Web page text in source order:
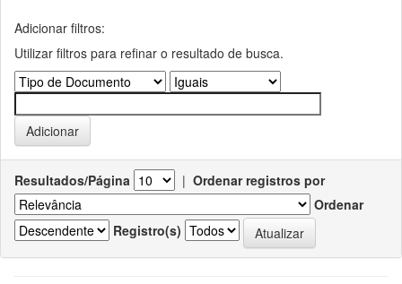
Adicionar filtros:
Utilizar filtros para refinar o resultado de busca.
Resultados/Página | Ordenar registros por
Ordenar
Registro(s)